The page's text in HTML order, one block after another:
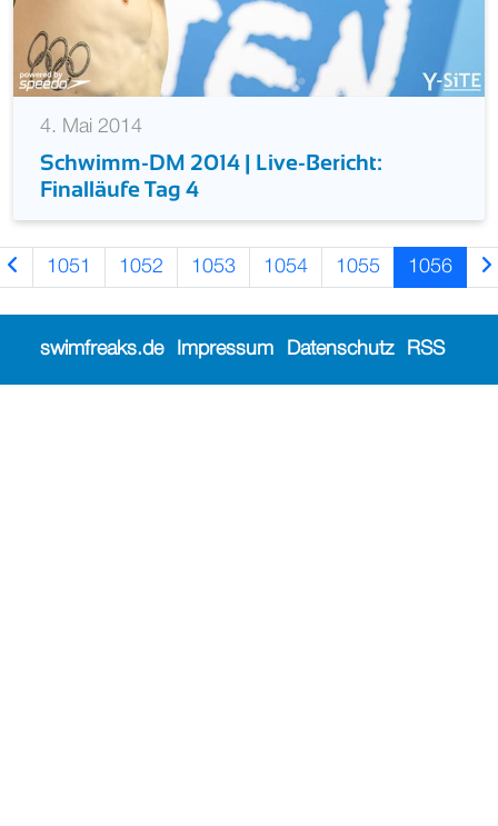
4. Mai 2014
Schwimm-DM 2014 | Live-Bericht:
Finalläufe Tag 4
1051 1052 1053 1054 1055 1056
swimfreaks.de Impressum Datenschutz RSS